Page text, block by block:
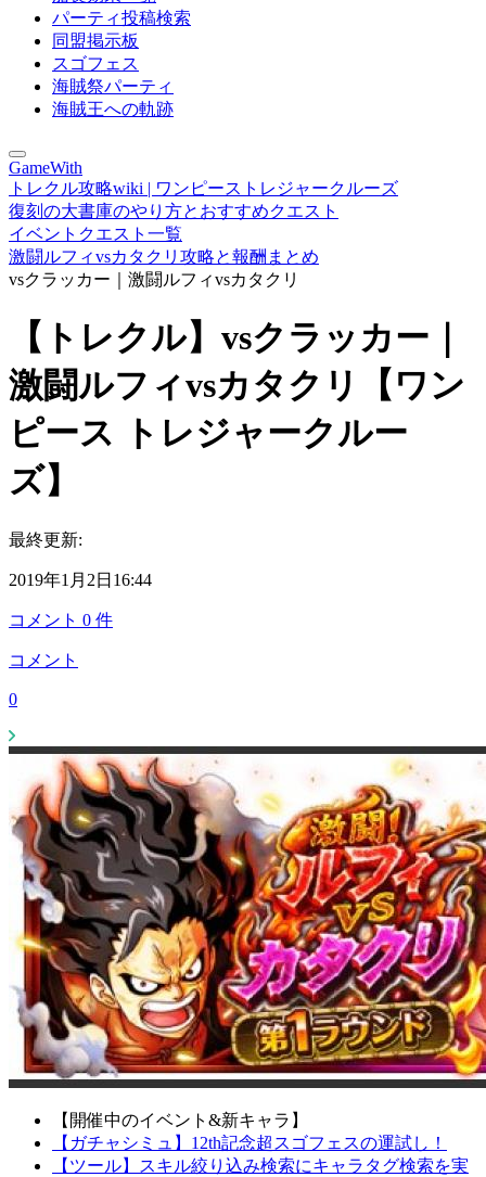
パーティ投稿検索
同盟掲示板
スゴフェス
海賊祭パーティ
海賊王への軌跡
GameWith
トレクル攻略wiki | ワンピーストレジャークルーズ
復刻の大書庫のやり方とおすすめクエスト
イベントクエスト一覧
激闘ルフィvsカタクリ攻略と報酬まとめ
vsクラッカー｜激闘ルフィvsカタクリ
【トレクル】vsクラッカー｜
激闘ルフィvsカタクリ【ワン
ピース トレジャークルー
ズ】
最終更新:
2019年1月2日16:44
コメント 0 件
コメント
0
【開催中のイベント&新キャラ】
【ガチャシミュ】12th記念超スゴフェスの運試し！
【ツール】スキル絞り込み検索にキャラタグ検索を実